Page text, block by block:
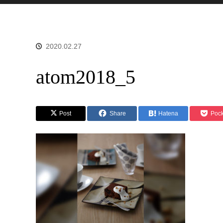
2020.02.27
atom2018_5
Post Share Hatena